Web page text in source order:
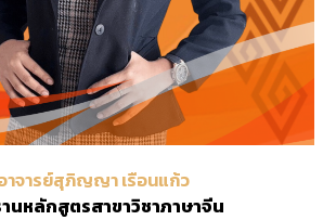
าจารย์สุภิญญา เรือนแก้ว
านหลักสูตรสาขาวิชาภาษาจีน